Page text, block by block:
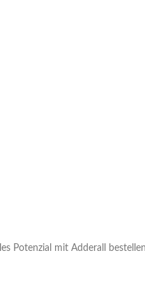
Potenzial mit Adderall